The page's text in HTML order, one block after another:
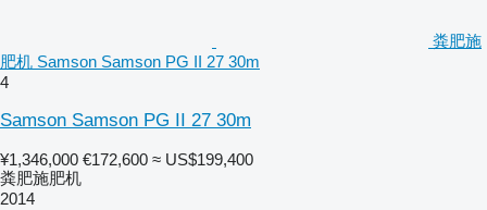
粪肥施
肥机 Samson Samson PG II 27 30m
4
Samson Samson PG II 27 30m
¥1,346,000 €172,600 ≈ US$199,400
粪肥施肥机
2014